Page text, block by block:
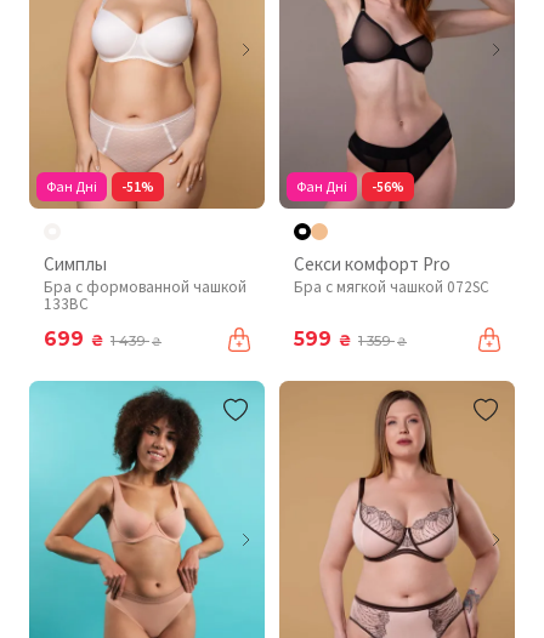
Фан Дні -51%
Симплы
Бра с формованной чашкой
133BC
699 ₴ 1 439₴
Фан Дні -56%
Секси комфорт Pro
Бра с мягкой чашкой 072SC
599 ₴ 1 359₴